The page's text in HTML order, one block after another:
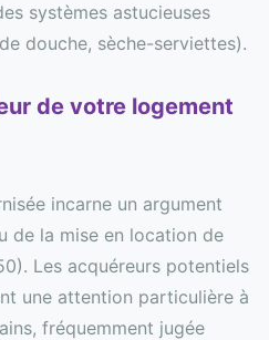
systèmes astucieuses
douche, sèche-serviettes).
de votre logement
incarne un argument
de la mise en location de
Les acquéreurs potentiels
une attention particulière à
fréquemment jugée